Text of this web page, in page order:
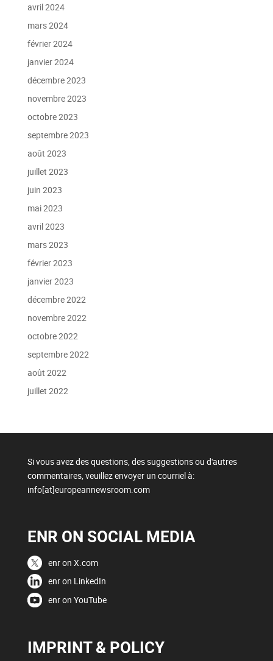
avril 2024
mars 2024
février 2024
janvier 2024
décembre 2023
novembre 2023
octobre 2023
septembre 2023
août 2023
juillet 2023
juin 2023
mai 2023
avril 2023
mars 2023
février 2023
janvier 2023
décembre 2022
novembre 2022
octobre 2022
septembre 2022
août 2022
juillet 2022
Si vous avez des questions, des suggestions ou d'autres
commentaires, veuillez envoyer un courriel à:
info[at]europeannewsroom.com
ENR ON SOCIAL MEDIA
enr on X.com
enr on LinkedIn
enr on YouTube
IMPRINT & POLICY